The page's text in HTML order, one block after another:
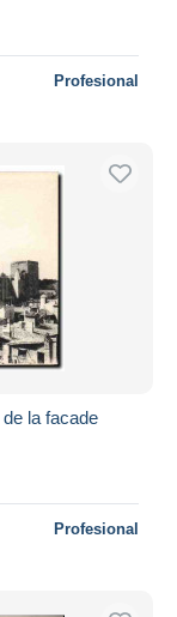
Profesional
la facade
Profesional